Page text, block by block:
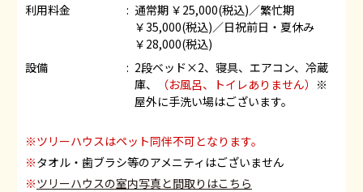
利用料金
通常期 ￥25,000(税込)／繁忙期
￥35,000(税込)／日祝前日・夏休み
￥28,000(税込)
設備
2段ベッド×2、寝具、エアコン、冷蔵
庫、
（お風呂、トイレありません） ※
屋外に手洗い場はございます。
※ツリーハウスはペット同伴不可となります。
※タオル・歯ブラシ等のアメニティはございません
※ツリーハウスの室内写真と間取りはこちら